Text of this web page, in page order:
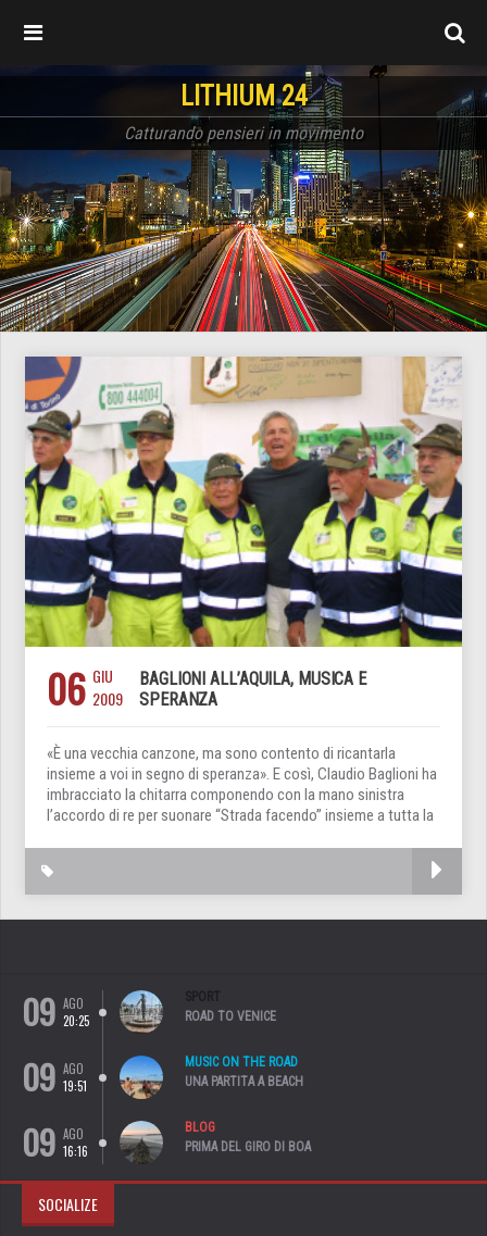
LITHIUM 24
Catturando pensieri in movimento
06 GIU
2009
BAGLIONI ALL’AQUILA, MUSICA E
SPERANZA
«È una vecchia canzone, ma sono contento di ricantarla
insieme a voi in segno di speranza». E così, Claudio Baglioni ha
imbracciato la chitarra componendo con la mano sinistra
l’accordo di re per suonare “Strada facendo” insieme a tutta la
09 AGO
20:25
SPORT
ROAD TO VENICE
09 AGO
19:51
MUSIC ON THE ROAD
UNA PARTITA A BEACH
09 AGO
16:16
BLOG
PRIMA DEL GIRO DI BOA
SOCIALIZE